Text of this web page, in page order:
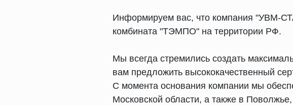
Информируем вас, что компания "УВМ-
комбината "ТЭМПО" на территории РФ.
Мы всегда стремились создать
вам предложить высококачественный
С момента основания компании мы
Московской области, а также в